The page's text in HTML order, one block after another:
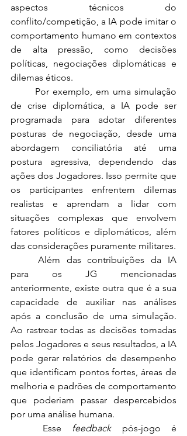
aspectos técnicos do
conflito/competição, a IA pode imitar o
comportamento humano em contextos
de alta pressão, como decisões
políticas, negociações diplomáticas e
dilemas éticos.
de crise diplomática, a IA pode ser
programada para adotar diferentes
posturas de negociação, desde uma
abordagem conciliatória até uma
postura agressiva, dependendo das
ações dos Jogadores. Isso permite que
os participantes enfrentem dilemas
realistas e aprendam a lidar com
situações complexas que envolvem
fatores políticos e diplomáticos, além
das considerações puramente militares.
para os JG mencionadas
anteriormente, existe outra que é a sua
capacidade de auxiliar nas análises
após a conclusão de uma simulação.
Ao rastrear todas as decisões tomadas
pelos Jogadores e seus resultados, a IA
pode gerar relatórios de desempenho
que identificam pontos fortes, áreas de
melhoria e padrões de comportamento
que poderiam passar despercebidos
por uma análise humana.
	Esse
feedback pós-jogo é